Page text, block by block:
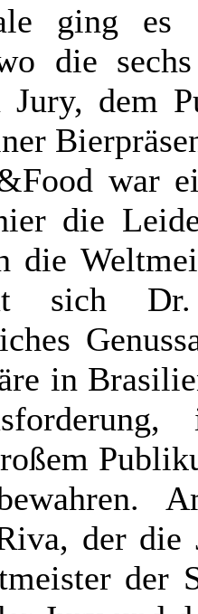
ging es
die
Jury, dem
war
die
die
sich
in
der die
der